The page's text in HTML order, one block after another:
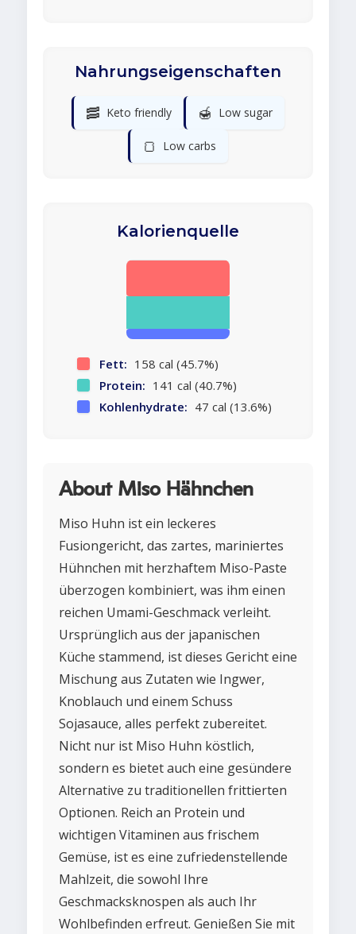
Nahrungseigenschaften
🥓 Keto friendly 🍯 Low sugar
🍞 Low carbs
Kalorienquelle
Fett: 158 cal (45.7%)
Protein: 141 cal (40.7%)
Kohlenhydrate: 47 cal (13.6%)
About Miso Hähnchen
Miso Huhn ist ein leckeres
Fusiongericht, das zartes, mariniertes
Hühnchen mit herzhaftem Miso-Paste
überzogen kombiniert, was ihm einen
reichen Umami-Geschmack verleiht.
Ursprünglich aus der japanischen
Küche stammend, ist dieses Gericht eine
Mischung aus Zutaten wie Ingwer,
Knoblauch und einem Schuss
Sojasauce, alles perfekt zubereitet.
Nicht nur ist Miso Huhn köstlich,
sondern es bietet auch eine gesündere
Alternative zu traditionellen frittierten
Optionen. Reich an Protein und
wichtigen Vitaminen aus frischem
Gemüse, ist es eine zufriedenstellende
Mahlzeit, die sowohl Ihre
Geschmacksknospen als auch Ihr
Wohlbefinden erfreut. Genießen Sie mit